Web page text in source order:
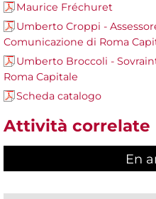
Maurice Fréchuret
Umberto Croppi -
Comunicazione di Roma
Umberto Broccoli -
Roma Capitale
Scheda catalogo
Attività correlate
En